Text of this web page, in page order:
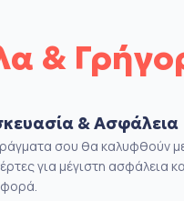
&
& Ασφάλεια
σου θα καλυφθούν
για μέγιστη ασφάλεια